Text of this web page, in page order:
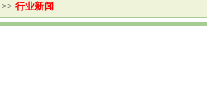
>> 行业新闻